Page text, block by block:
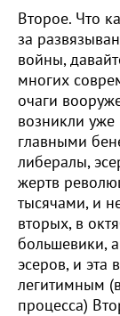
Второе. Что
за
войны,
многих
очаги
возникли уже
главными
либералы,
жертв
тысячами, и
вторых, в
большевики,
эсеров, и эта
легитимным
процесса)